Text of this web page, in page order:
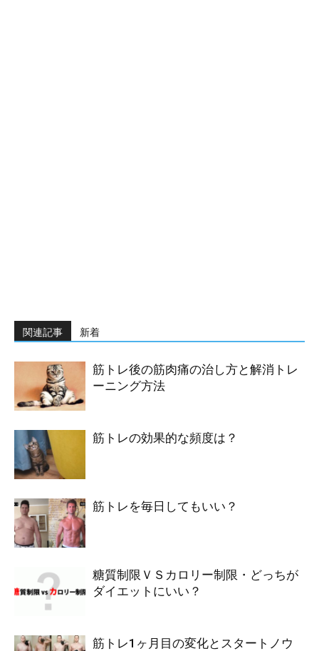
関連記事 新着
筋トレ後の筋肉痛の治し方と解消トレ
ーニング方法
筋トレの効果的な頻度は？
筋トレを毎日してもいい？
糖質制限ＶＳカロリー制限・どっちが
ダイエットにいい？
筋トレ1ヶ月目の変化とスタートノウ